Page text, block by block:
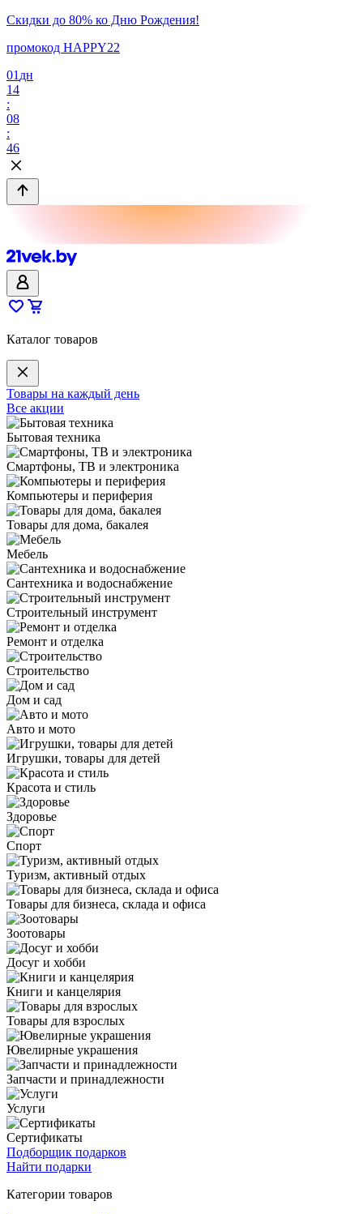
Скидки до 80% ко Дню Рождения!
промокод HAPPY22
01 дн
14
:
08
:
46
Каталог товаров
Товары на каждый день
Все акции
Бытовая техника
Смартфоны, ТВ и электроника
Компьютеры и периферия
Товары для дома, бакалея
Мебель
Сантехника и водоснабжение
Строительный инструмент
Ремонт и отделка
Строительство
Дом и сад
Авто и мото
Игрушки, товары для детей
Красота и стиль
Здоровье
Спорт
Туризм, активный отдых
Товары для бизнеса, склада и офиса
Зоотовары
Досуг и хобби
Книги и канцелярия
Товары для взрослых
Ювелирные украшения
Запчасти и принадлежности
Услуги
Сертификаты
Подборщик подарков
Найти подарки
Категории товаров